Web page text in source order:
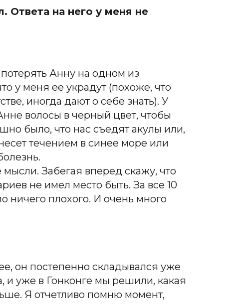
Ответа на него у меня не
Анну на одном из
у меня ее украдут (похоже, что
иногда дают о себе знать). У
волосы в черный цвет, чтобы
было, что нас съедят акулы или,
течением в синее море или
Забегая вперед скажу, что
не имел место быть. За все 10
ничего плохого. И очень много
он постепенно складывался уже
и уже в Гонконге мы решили, какая
Я отчетливо помню момент,